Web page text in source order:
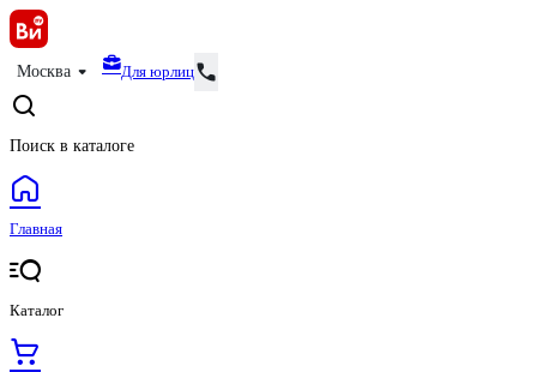
Москва Для юрлиц
Поиск в каталоге
Главная
Каталог